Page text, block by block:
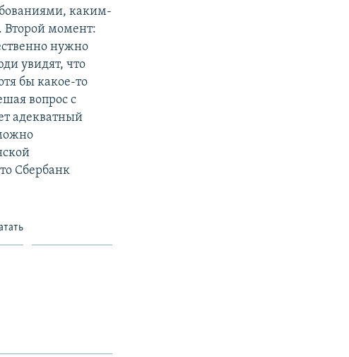
каким-
Второй момент:
нужно
увидят, что
бы какое-то
вопрос с
адекватный
Сбербанк